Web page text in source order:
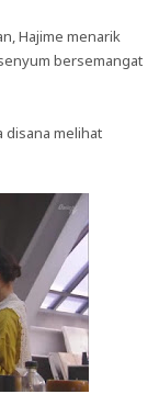
Hajime menarik
bersemangat
disana melihat